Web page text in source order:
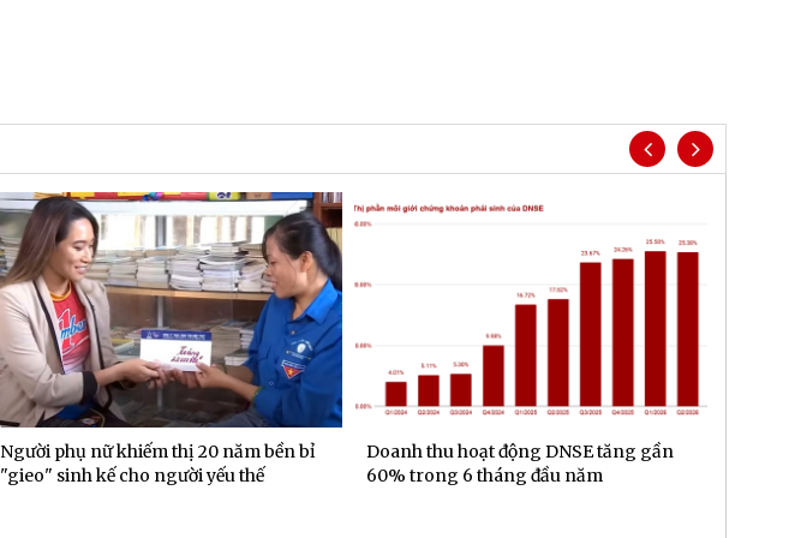
Người phụ nữ khiếm thị 20 năm bền bỉ
"gieo" sinh kế cho người yếu thế
Doanh thu hoạt động DNSE tăng gần
60% trong 6 tháng đầu năm